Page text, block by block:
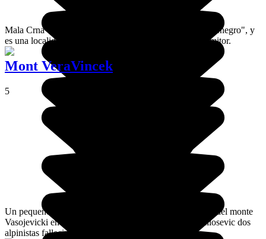
Mala Crna Gora significa literalmente el "pequeño Montenegro", y
es una localidad ubicada en el Parque Nacional de Durmitor.
Mont VeraVincek
5
Un pequeño memorial situado a lo largo de la ascensión del monte
Vasojevicki en memoria de Vera Vincek y de Pavel Milosevic dos
alpinistas fallecidos en la montaña.